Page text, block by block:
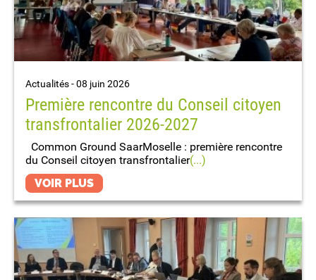
Actualités -08 juin 2026
Première rencontre du Conseil citoyen
transfrontalier 2026-2027
Common Ground SaarMoselle : première rencontre
du Conseil citoyen transfrontalier(...)
VOIR PLUS